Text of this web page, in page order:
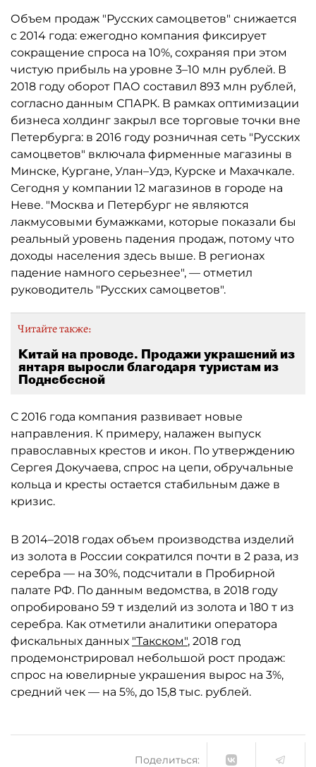
Объем продаж "Русских самоцветов" снижается
с 2014 года: ежегодно компания фиксирует
сокращение спроса на 10%, сохраняя при этом
чистую прибыль на уровне 3–10 млн рублей. В
2018 году оборот ПАО составил 893 млн рублей,
согласно данным СПАРК. В рамках оптимизации
бизнеса холдинг закрыл все торговые точки вне
Петербурга: в 2016 году розничная сеть "Русских
самоцветов" включала фирменные магазины в
Минске, Кургане, Улан–Удэ, Курске и Махачкале.
Сегодня у компании 12 магазинов в городе на
Неве. "Москва и Петербург не являются
лакмусовыми бумажками, которые показали бы
реальный уровень падения продаж, потому что
доходы населения здесь выше. В регионах
падение намного серьезнее", — отметил
руководитель "Русских самоцветов".
Читайте также:
Китай на проводе. Продажи украшений из
янтаря выросли благодаря туристам из
Поднебесной
С 2016 года компания развивает новые
направления. К примеру, налажен выпуск
православных крестов и икон. По утверждению
Сергея Докучаева, спрос на цепи, обручальные
кольца и кресты остается стабильным даже в
кризис.
В 2014–2018 годах объем производства изделий
из золота в России сократился почти в 2 раза, из
серебра — на 30%, подсчитали в Пробирной
палате РФ. По данным ведомства, в 2018 году
опробировано 59 т изделий из золота и 180 т из
серебра. Как отметили аналитики оператора
фискальных данных "Такском", 2018 год
продемонстрировал небольшой рост продаж:
спрос на ювелирные украшения вырос на 3%,
средний чек — на 5%, до 15,8 тыс. рублей.
Поделиться: